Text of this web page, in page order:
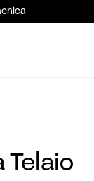
Telaio